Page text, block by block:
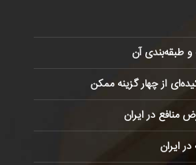
از چهار گزینه ممکن
ایران